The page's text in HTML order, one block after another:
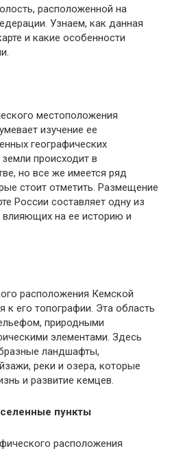
расположенной на
Узнаем, как данная
и какие особенности
местоположения
изучение ее
географических
происходит в
но все же имеется ряд
стоит отметить. Размещение
России составляет одну из
влияющих на ее историю и
расположения Кемской
к его топографии. Эта область
природными
элементами. Здесь
ландшафты,
реки и озера, которые
и развитие кемцев.
пункты
расположения